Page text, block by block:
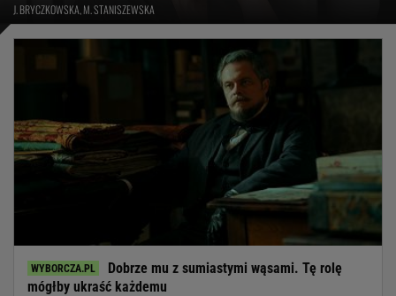
J. BRYCZKOWSKA, M. STANISZEWSKA
Dobrze mu z sumiastymi wąsami. Tę rolę
mógłby ukraść każdemu